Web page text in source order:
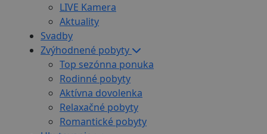
LIVE Kamera
Aktuality
Svadby
Zvýhodnené pobyty
Top sezónna ponuka
Rodinné pobyty
Aktívna dovolenka
Relaxačné pobyty
Romantické pobyty